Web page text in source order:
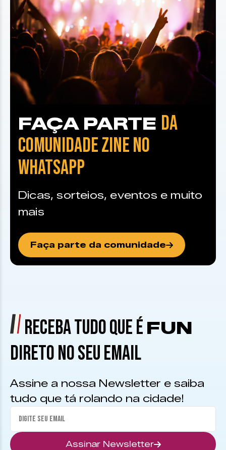
FAÇA PARTE DA
COMUNIDADE ZINE NO
WHATSAPP
Dicas, sorteios, eventos e muito
mais
Faça parte da comunidade
RECEBA TUDO QUE É FUN
DIRETO NO SEU EMAIL
Assine a nossa Newsletter e saiba
tudo que tá rolando na cidade!
Assinar Newsletter